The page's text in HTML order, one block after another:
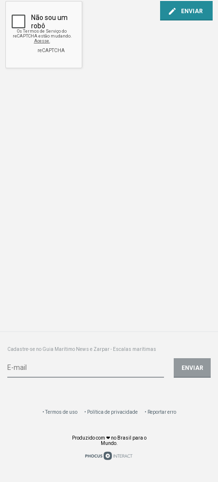
ENVIAR
Cadastre-se no Guia Marítimo News e Zarpar - Escalas marítimas
ENVIAR
Termos de uso Política de privacidade Reportar erro
Produzido com ❤ no Brasil para o
Mundo.